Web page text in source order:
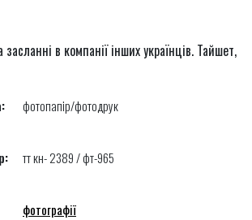
в компанії інших українців. Тайшет,
фотопапір/фотодрук
тт кн- 2389 / фт-965
фотографії